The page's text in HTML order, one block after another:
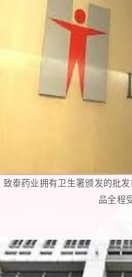
致泰药业拥有卫生署颁发的批
品全程